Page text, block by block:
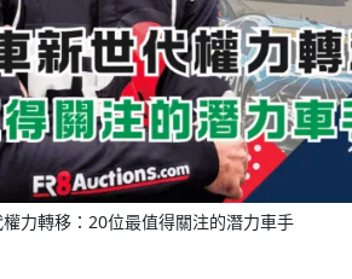
力轉移：20位最值得關注的潛力車手